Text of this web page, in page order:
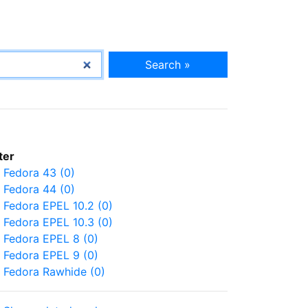
Search »
Fedora 43 (0)
Fedora 44 (0)
Fedora EPEL 10.2 (0)
Fedora EPEL 10.3 (0)
Fedora EPEL 8 (0)
Fedora EPEL 9 (0)
Fedora Rawhide (0)